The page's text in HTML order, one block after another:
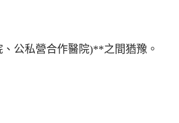
公私營合作醫院)**之間猶豫。